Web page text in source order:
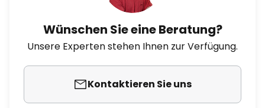
Wünschen Sie eine Beratung?
Unsere Experten stehen Ihnen zur Verfügung.
Kontaktieren Sie uns